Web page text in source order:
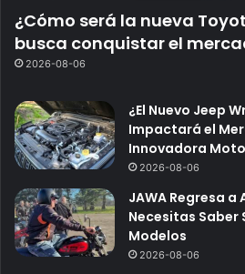
¿Cómo será la nueva
busca conquistar el
2026-08-06
¿El Nuevo Jeep
Impactará el
Innovadora
2026-08-06
JAWA Regresa a
Necesitas Saber
Modelos
2026-08-06